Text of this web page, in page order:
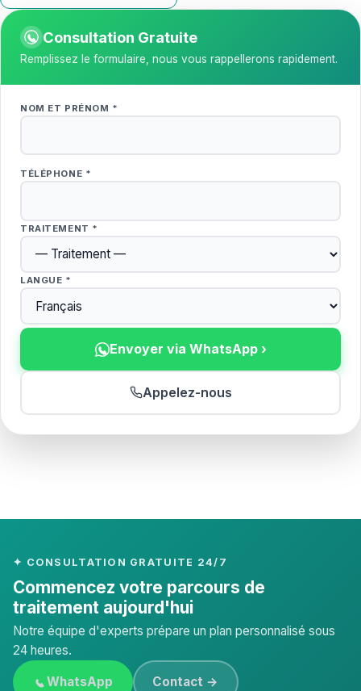
Consultation Gratuite
Remplissez le formulaire, nous vous rappellerons rapidement.
NOM ET PRÉNOM *
TÉLÉPHONE *
TRAITEMENT *
LANGUE *
Envoyer via WhatsApp ›
Appelez-nous
✦ CONSULTATION GRATUITE 24/7
Commencez votre parcours de
traitement aujourd'hui
Notre équipe d'experts prépare un plan personnalisé sous
24 heures.
WhatsApp Contact →